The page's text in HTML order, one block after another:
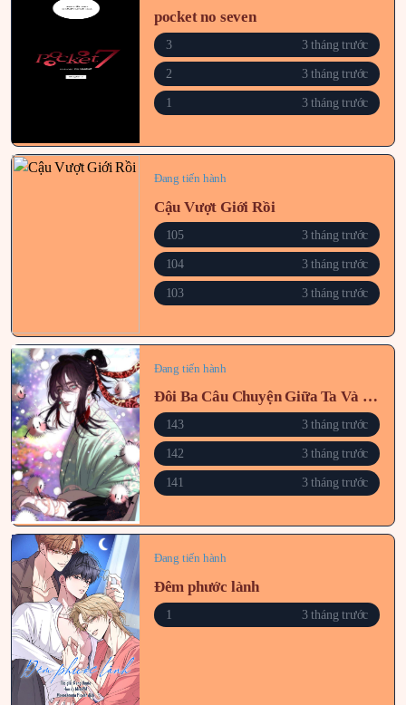
pocket no seven
3 3 tháng trước
2 3 tháng trước
1 3 tháng trước
Đang tiến hành
Cậu Vượt Giới Rồi
105 3 tháng trước
104 3 tháng trước
103 3 tháng trước
Đang tiến hành
Đôi Ba Câu Chuyện Giữa Ta Và Sư Tôn Sau Khi Xuyên Sách
143 3 tháng trước
142 3 tháng trước
141 3 tháng trước
Đang tiến hành
Đêm phước lành
1 3 tháng trước